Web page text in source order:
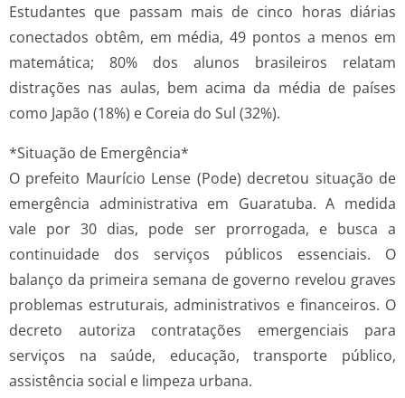
Estudantes que passam mais de cinco horas diárias
conectados obtêm, em média, 49 pontos a menos em
matemática; 80% dos alunos brasileiros relatam
distrações nas aulas, bem acima da média de países
como Japão (18%) e Coreia do Sul (32%).
*Situação de Emergência*
O prefeito Maurício Lense (Pode) decretou situação de
emergência administrativa em Guaratuba. A medida
vale por 30 dias, pode ser prorrogada, e busca a
continuidade dos serviços públicos essenciais. O
balanço da primeira semana de governo revelou graves
problemas estruturais, administrativos e financeiros. O
decreto autoriza contratações emergenciais para
serviços na saúde, educação, transporte público,
assistência social e limpeza urbana.